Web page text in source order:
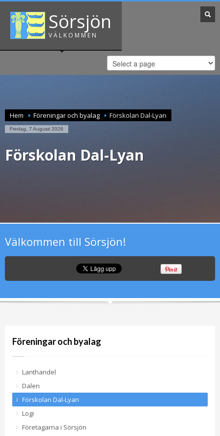
Sörsjön
VÄLKOMMEN
Hem Föreningar och byalag Förskolan Dal-Lyan
Fredag, 7 Augusti 2026
Förskolan Dal-Lyan
Välkommen till Sörsjön!
Föreningar och byalag
Lanthandel
Dalen
Förskolan Dal-Lyan
Logi
Företagarna i Sörsjön